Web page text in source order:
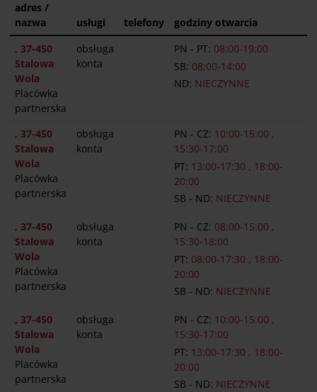
adres /
nazwa
usługi telefony
godziny otwarcia
, 37-450
Stalowa
Wola
Placówka
partnerska
obsługa
konta
PN - PT: 08:00-19:00
SB: 08:00-14:00
ND: NIECZYNNE
, 37-450
Stalowa
Wola
Placówka
partnerska
obsługa
konta
PN - CZ: 10:00-15:00 ,
15:30-17:00
PT: 13:00-17:30 , 18:00-
20:00
SB - ND: NIECZYNNE
, 37-450
Stalowa
Wola
Placówka
partnerska
obsługa
konta
PN - CZ: 08:00-15:00 ,
15:30-18:00
PT: 08:00-17:30 , 18:00-
20:00
SB - ND: NIECZYNNE
, 37-450
Stalowa
Wola
Placówka
partnerska
obsługa
konta
PN - CZ: 10:00-15:00 ,
15:30-17:00
PT: 13:00-17:30 , 18:00-
20:00
SB - ND: NIECZYNNE